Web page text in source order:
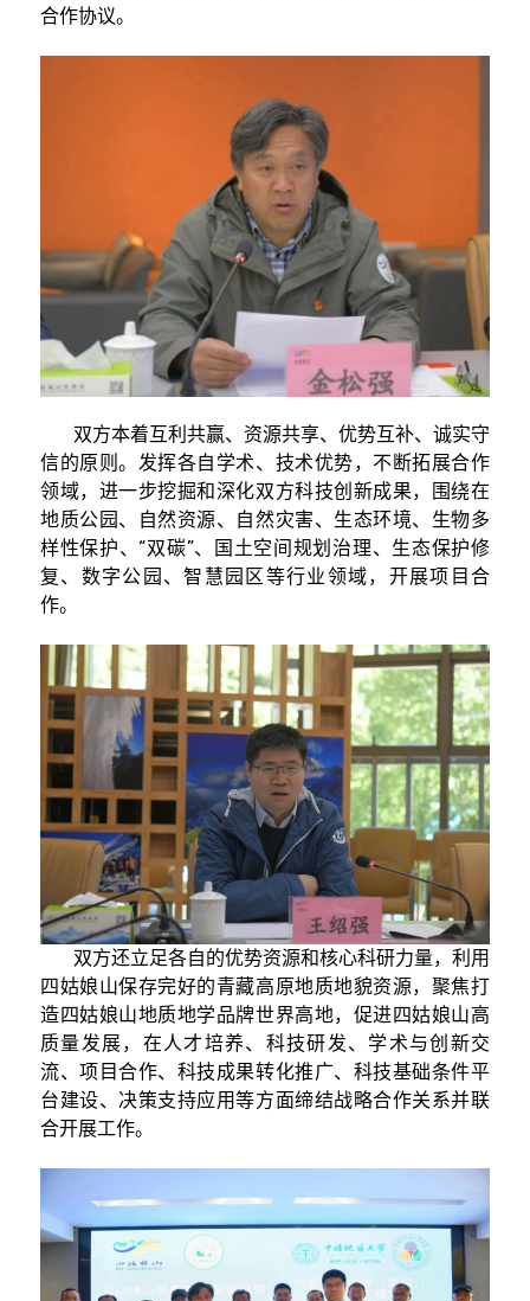
合作协议。
双方本着互利共赢、资源共享、优势互补、诚实守
信的原则。发挥各自学术、技术优势，不断拓展合作
领域，进一步挖掘和深化双方科技创新成果，围绕在
地质公园、自然资源、自然灾害、生态环境、生物多
样性保护、“双碳”、国土空间规划治理、生态保护修
复、数字公园、智慧园区等行业领域，开展项目合
作。
双方还立足各自的优势资源和核心科研力量，利用
四姑娘山保存完好的青藏高原地质地貌资源，聚焦打
造四姑娘山地质地学品牌世界高地，促进四姑娘山高
质量发展，在人才培养、科技研发、学术与创新交
流、项目合作、科技成果转化推广、科技基础条件平
台建设、决策支持应用等方面缔结战略合作关系并联
合开展工作。